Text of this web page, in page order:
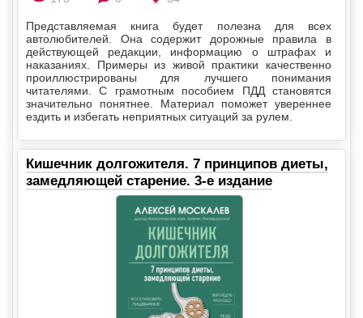
Представляемая книга будет полезна для всех
автолюбителей. Она содержит дорожные правила в
действующей редакции, информацию о штрафах и
наказаниях. Примеры из живой практики качественно
проиллюстрированы для лучшего понимания
читателями. С грамотным пособием ПДД становятся
значительно понятнее. Материал поможет увереннее
ездить и избегать неприятных ситуаций за рулем.
Кишечник долгожителя. 7 принципов диеты,
замедляющей старение. 3-е издание